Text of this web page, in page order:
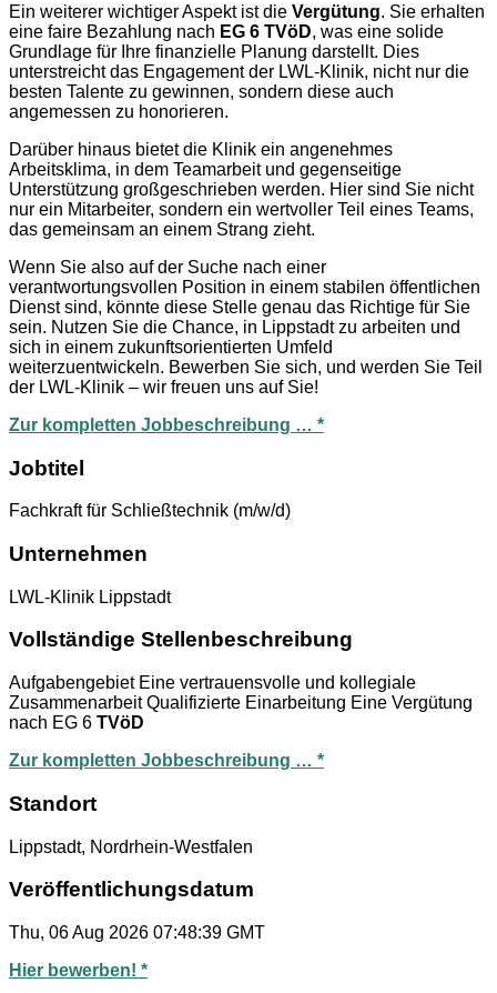
Ein weiterer wichtiger Aspekt ist die Vergütung. Sie erhalten
eine faire Bezahlung nach EG 6 TVöD, was eine solide
Grundlage für Ihre finanzielle Planung darstellt. Dies
unterstreicht das Engagement der LWL-Klinik, nicht nur die
besten Talente zu gewinnen, sondern diese auch
angemessen zu honorieren.
Darüber hinaus bietet die Klinik ein angenehmes
Arbeitsklima, in dem Teamarbeit und gegenseitige
Unterstützung großgeschrieben werden. Hier sind Sie nicht
nur ein Mitarbeiter, sondern ein wertvoller Teil eines Teams,
das gemeinsam an einem Strang zieht.
Wenn Sie also auf der Suche nach einer
verantwortungsvollen Position in einem stabilen öffentlichen
Dienst sind, könnte diese Stelle genau das Richtige für Sie
sein. Nutzen Sie die Chance, in Lippstadt zu arbeiten und
sich in einem zukunftsorientierten Umfeld
weiterzuentwickeln. Bewerben Sie sich, und werden Sie Teil
der LWL-Klinik – wir freuen uns auf Sie!
Zur kompletten Jobbeschreibung … *
Jobtitel
Fachkraft für Schließtechnik (m/w/d)
Unternehmen
LWL-Klinik Lippstadt
Vollständige Stellenbeschreibung
Aufgabengebiet Eine vertrauensvolle und kollegiale
Zusammenarbeit Qualifizierte Einarbeitung Eine Vergütung
nach EG 6 TVöD
Zur kompletten Jobbeschreibung … *
Standort
Lippstadt, Nordrhein-Westfalen
Veröffentlichungsdatum
Thu, 06 Aug 2026 07:48:39 GMT
Hier bewerben! *